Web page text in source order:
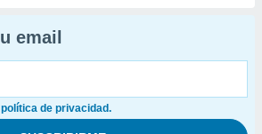
email
de privacidad.